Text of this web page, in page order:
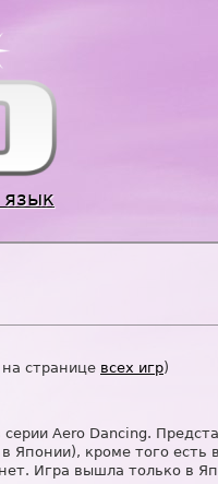
странице всех игр)
Aero Dancing.
Японии), кроме того
Игра вышла только в